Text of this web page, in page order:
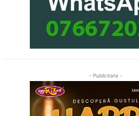
- Publicitate -